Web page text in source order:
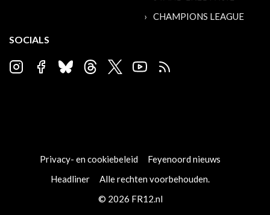
CHAMPIONS LEAGUE
SOCIALS
Privacy- en cookiebeleid
Feyenoord nieuws
Headliner
Alle rechten voorbehouden.
© 2026 FR12.nl